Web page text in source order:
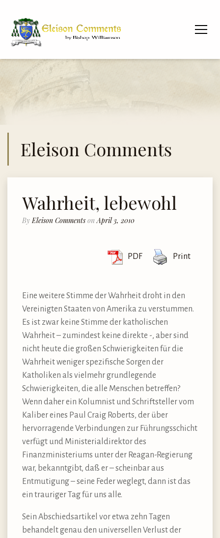
Eleison Comments
Wahrheit, lebewohl
By Eleison Comments on April 3, 2010
PDF Print
Eine weitere Stimme der Wahrheit droht in den
Vereinigten Staaten von Amerika zu verstummen.
Es ist zwar keine Stimme der katholischen
Wahrheit – zumindest keine direkte -, aber sind
nicht heute die großen Schwierigkeiten für die
Wahrheit weniger spezifische Sorgen der
Katholiken als vielmehr grundlegende
Schwierigkeiten, die alle Menschen betreffen?
Wenn daher ein Kolumnist und Schriftsteller vom
Kaliber eines Paul Craig Roberts, der über
hervorragende Verbindungen zur Führungsschicht
verfügt und Ministerialdirektor des
Finanzministeriums unter der Reagan-Regierung
war, bekanntgibt, daß er – scheinbar aus
Entmutigung – seine Feder weglegt, dann ist das
ein trauriger Tag für uns alle.
Sein Abschiedsartikel vor etwa zehn Tagen
behandelt genau den universellen Verlust der